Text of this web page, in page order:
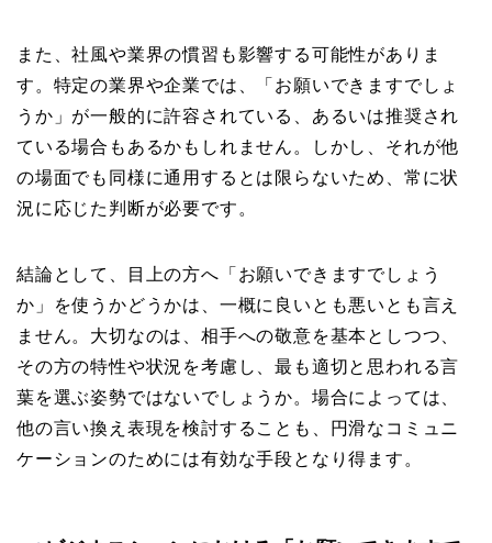
また、社風や業界の慣習も影響する可能性がありま
す。特定の業界や企業では、「お願いできますでしょ
うか」が一般的に許容されている、あるいは推奨され
ている場合もあるかもしれません。しかし、それが他
の場面でも同様に通用するとは限らないため、常に状
況に応じた判断が必要です。
結論として、目上の方へ「お願いできますでしょう
か」を使うかどうかは、一概に良いとも悪いとも言え
ません。大切なのは、相手への敬意を基本としつつ、
その方の特性や状況を考慮し、最も適切と思われる言
葉を選ぶ姿勢ではないでしょうか。場合によっては、
他の言い換え表現を検討することも、円滑なコミュニ
ケーションのためには有効な手段となり得ます。